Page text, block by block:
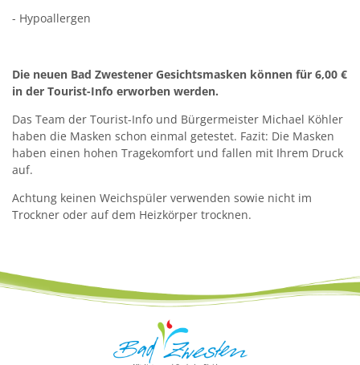
- Hypoallergen
Die neuen Bad Zwestener Gesichtsmasken können für 6,00 €
in der Tourist-Info erworben werden.
Das Team der Tourist-Info und Bürgermeister Michael Köhler
haben die Masken schon einmal getestet. Fazit: Die Masken
haben einen hohen Tragekomfort und fallen mit Ihrem Druck
auf.
Achtung keinen Weichspüler verwenden sowie nicht im
Trockner oder auf dem Heizkörper trocknen.